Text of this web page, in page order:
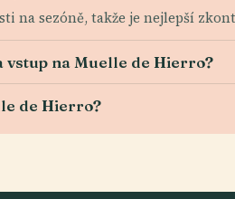
na sezóně, takže je nejlepší
vstup na Muelle de Hierro?
de Hierro?